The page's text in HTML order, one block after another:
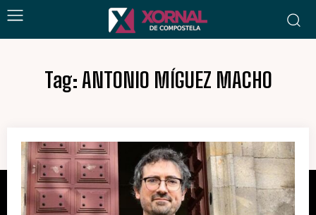
Tag: ANTONIO MÍGUEZ MACHO